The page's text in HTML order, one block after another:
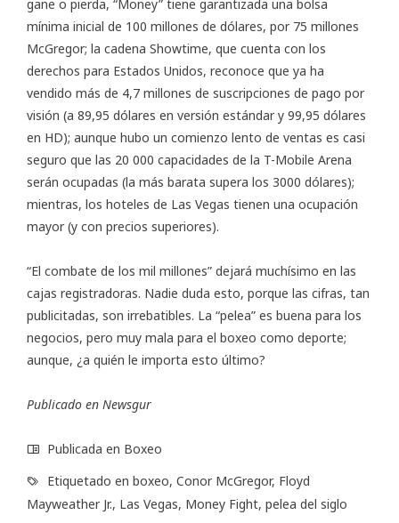
gane o pierda, “Money” tiene garantizada una bolsa
mínima inicial de 100 millones de dólares, por 75 millones
McGregor; la cadena Showtime, que cuenta con los
derechos para Estados Unidos, reconoce que ya ha
vendido más de 4,7 millones de suscripciones de pago por
visión (a 89,95 dólares en versión estándar y 99,95 dólares
en HD); aunque hubo un comienzo lento de ventas es casi
seguro que las 20 000 capacidades de la T-Mobile Arena
serán ocupadas (la más barata supera los 3000 dólares);
mientras, los hoteles de Las Vegas tienen una ocupación
mayor (y con precios superiores).
“El combate de los mil millones” dejará muchísimo en las
cajas registradoras. Nadie duda esto, porque las cifras, tan
publicitadas, son irrebatibles. La “pelea” es buena para los
negocios, pero muy mala para el boxeo como deporte;
aunque, ¿a quién le importa esto último?
Publicado en Newsgur
Publicada en Boxeo
Etiquetado en boxeo, Conor McGregor, Floyd
Mayweather Jr., Las Vegas, Money Fight, pelea del siglo